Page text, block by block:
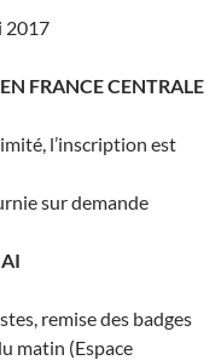
2017
FRANCE CENTRALE
l’inscription est
sur demande
remise des badges
matin (Espace